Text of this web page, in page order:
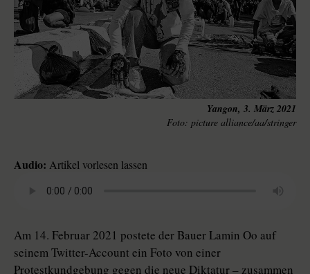
Yangon, 3. März 2021
picture alliance/aa/stringer
Audio: Artikel vorlesen lassen
Am 14. Februar 2021 postete der Bauer Lamin Oo auf
seinem Twitter-Account ein Foto von einer
Protestkundgebung gegen die neue Diktatur – zusammen